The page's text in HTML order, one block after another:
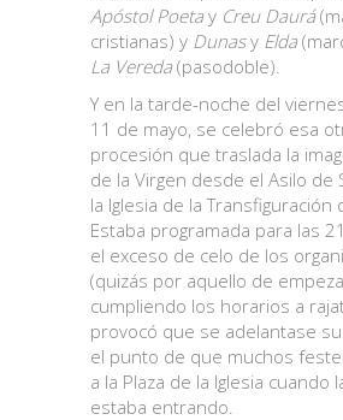
Apóstol Poeta y Creu Daurá
cristianas) y Dunasy Elda
La Vereda (pasodoble).
Y en la tarde-noche del
11 de mayo, se celebró esa
procesión que traslada la
de la Virgen desde el Asilo de
la Iglesia de la Transfiguración
Estaba programada para las
el exceso de celo de los
(quizás por aquello de
cumpliendo los horarios a
provocó que se adelantase
el punto de que muchos
a la Plaza de la Iglesia cuando
estaba entrando.